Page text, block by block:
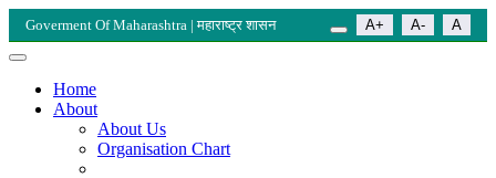
Goverment Of Maharashtra | महाराष्ट्र शासन A+ A- A
Home
About
About Us
Organisation Chart